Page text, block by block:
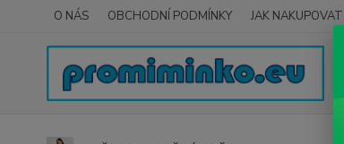
O NÁS OBCHODNÍ PODMÍNKY JAK NAKUPOVAT